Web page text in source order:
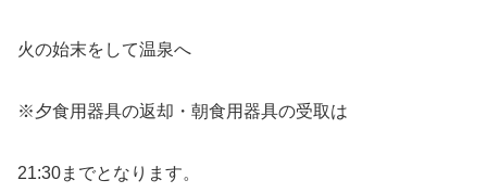
火の始末をして温泉へ
※夕食用器具の返却・朝食用器具の受取は
21:30までとなります。